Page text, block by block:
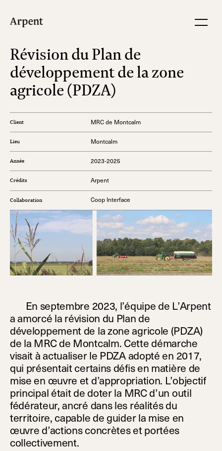
Révision du Plan de
développement de la zone
agricole (PDZA)
Client MRC de Montcalm
Lieu Montcalm
Année 2023-2025
Crédits Arpent
Collaboration Coop Interface
En septembre 2023, l’équipe de L’Arpent
a amorcé la révision du Plan de
développement de la zone agricole (PDZA)
de la MRC de Montcalm. Cette démarche
visait à actualiser le PDZA adopté en 2017,
qui présentait certains défis en matière de
mise en œuvre et d’appropriation. L’objectif
principal était de doter la MRC d’un outil
fédérateur, ancré dans les réalités du
territoire, capable de guider la mise en
œuvre d’actions concrètes et portées
collectivement.